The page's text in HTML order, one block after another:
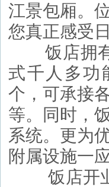
江景包厢。
您真正感
饭店拥有
式千人多功
个，可承接
等。同时，
系统。更为
附属设施一
饭店开业